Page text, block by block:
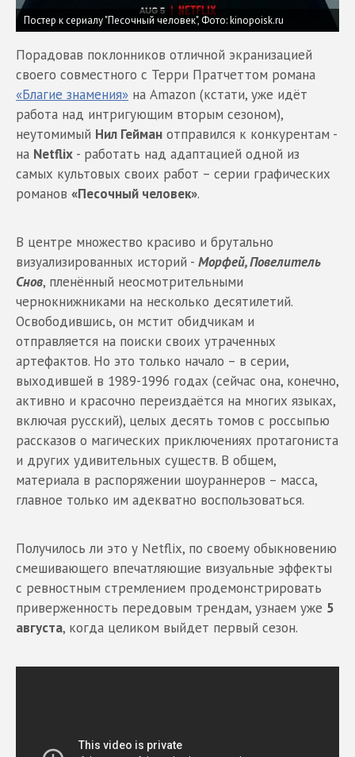
Постер к сериалу "Песочный человек",Фото: kinopoisk.ru
Порадовав поклонников отличной экранизацией
своего совместного с Терри Пратчеттом романа
«Благие знамения» на Amazon (кстати, уже идёт
работа над интригующим вторым сезоном),
неутомимый Нил Гейман отправился к конкурентам -
на Netflix - работать над адаптацией одной из
самых культовых своих работ – серии графических
романов «Песочный человек».
В центре множество красиво и брутально
визуализированных историй - Морфей, Повелитель
Снов, пленённый неосмотрительными
чернокнижниками на несколько десятилетий.
Освободившись, он мстит обидчикам и
отправляется на поиски своих утраченных
артефактов. Но это только начало – в серии,
выходившей в 1989-1996 годах (сейчас она, конечно,
активно и красочно переиздаётся на многих языках,
включая русский), целых десять томов с россыпью
рассказов о магических приключениях протагониста
и других удивительных существ. В общем,
материала в распоряжении шоураннеров – масса,
главное только им адекватно воспользоваться.
Получилось ли это у Netflix, по своему обыкновению
смешивающего впечатляющие визуальные эффекты
с ревностным стремлением продемонстрировать
приверженность передовым трендам, узнаем уже 5
августа, когда целиком выйдет первый сезон.